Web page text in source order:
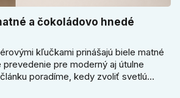
a čokoládovo hnedé
kľučkami prinášajú biele matné
pre moderný aj útulne
poradíme, kedy zvoliť svetlú